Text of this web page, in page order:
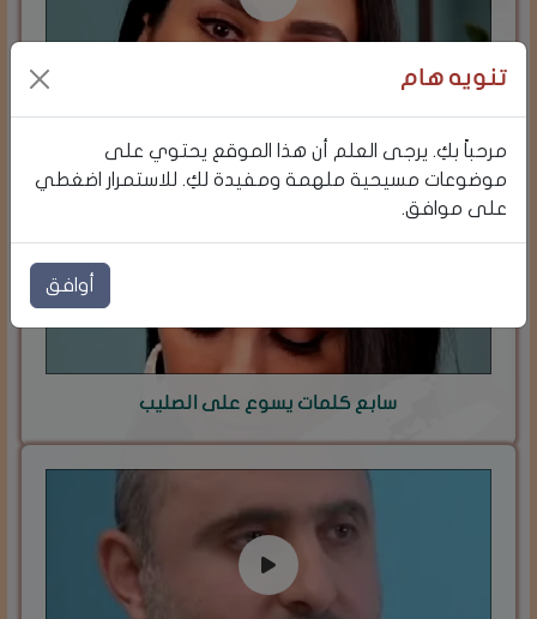
سادس كلمات يسوع على الصليب
سابع كلمات يسوع على الصليب
تنويه هام
مرحباً بكِ. يرجى العلم أن هذا الموقع يحتوي على
موضوعات مسيحية ملهمة ومفيدة لكِ. للاستمرار اضغطي
على موافق.
أوافق